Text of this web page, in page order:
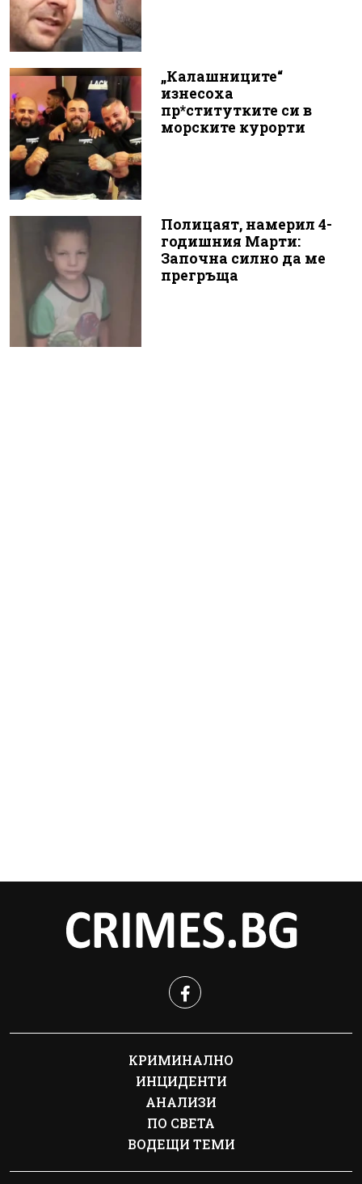
„Калашниците“
изнесоха
пр*ститутките си в
морските курорти
Полицаят, намерил 4-
годишния Марти:
Започна силно да ме
прегръща
КРИМИНАЛНО
ИНЦИДЕНТИ
АНАЛИЗИ
ПО СВЕТА
ВОДЕЩИ ТЕМИ